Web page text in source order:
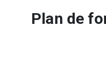
Plan de